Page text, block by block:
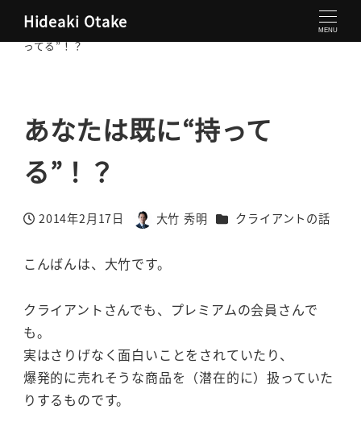
Hideaki Otake MENU
大竹秀明 公式サイト
あなたは既に“持
ってる”！？
あなたは既に“持って
る”！？
投稿日
2014年2月17日
著
大竹 秀明 カテゴリー
クライアントの話
こんばんは、大竹です。
クライアントさんでも、プレミアムの会員さんで
も。
実はさりげなく面白いことをされていたり、
爆発的に売れそうな商品を（潜在的に）扱っていた
りするものです。